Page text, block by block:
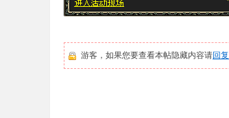
游客，如果您要查看本帖隐藏内容请回复